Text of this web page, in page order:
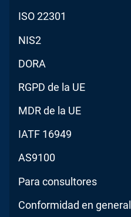
ISO 22301
NIS2
DORA
RGPD de la UE
MDR de la UE
IATF 16949
AS9100
Para consultores
Conformidad en general